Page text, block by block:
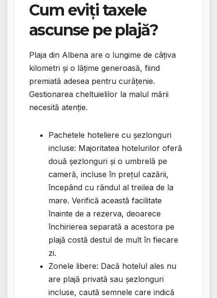
Cum eviți taxele
ascunse pe plajă?
Plaja din Albena are o lungime de câțiva
kilometri și o lățime generoasă, fiind
premiată adesea pentru curățenie.
Gestionarea cheltuielilor la malul mării
necesită atenție.
Pachetele hoteliere cu șezlonguri
incluse: Majoritatea hotelurilor oferă
două șezlonguri și o umbrelă pe
cameră, incluse în prețul cazării,
începând cu rândul al treilea de la
mare. Verifică această facilitate
înainte de a rezerva, deoarece
închirierea separată a acestora pe
plajă costă destul de mult în fiecare
zi.
Zonele libere: Dacă hotelul ales nu
are plajă privată sau șezlonguri
incluse, caută semnele care indică